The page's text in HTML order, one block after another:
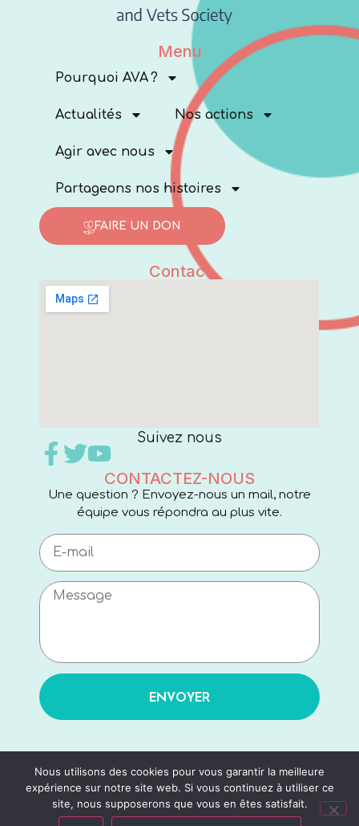
Menu
Pourquoi AVA ?
Actualités Nos actions
Agir avec nous
Partageons nos histoires
FAIRE UN DON
Contact
Suivez nous
CONTACTEZ-NOUS
Une question ? Envoyez-nous un mail, notre
équipe vous répondra au plus vite.
ENVOYER
Nous utilisons des cookies pour vous garantir la meilleure
expérience sur notre site web. Si vous continuez à utiliser ce
site, nous supposerons que vous en êtes satisfait.